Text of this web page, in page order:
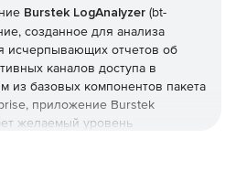
Burstek LogAnalyzer (bt-
созданное для анализа
исчерпывающих отчетов об
каналов доступа в
из базовых компонентов пакета
приложение Burstek
желаемый уровень